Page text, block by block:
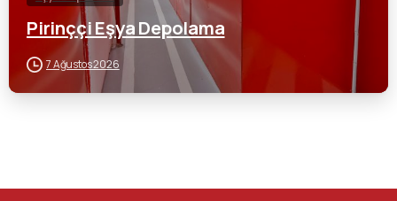
Pirinççi Eşya Depolama
7 Ağustos 2026